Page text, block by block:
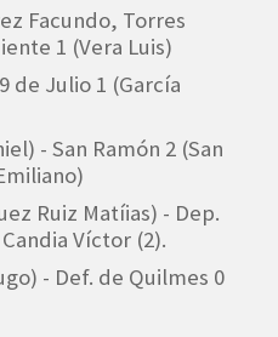
Facundo, Torres
1 (Vera Luis)
de Julio 1 (García
- San Ramón 2 (San
Ruiz Matíias) - Dep.
Víctor (2).
- Def. de Quilmes 0